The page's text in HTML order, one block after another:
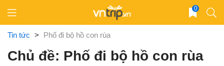
content
0
Tin tức > Phố đi bộ hồ con rùa
Chủ đề: Phố đi bộ hồ con rùa